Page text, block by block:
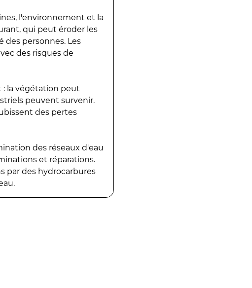
l'environnement et la
qui peut éroder les
des personnes. Les
des risques de
: la végétation peut
peuvent survenir.
des pertes
des réseaux d'eau
et réparations.
par des hydrocarbures